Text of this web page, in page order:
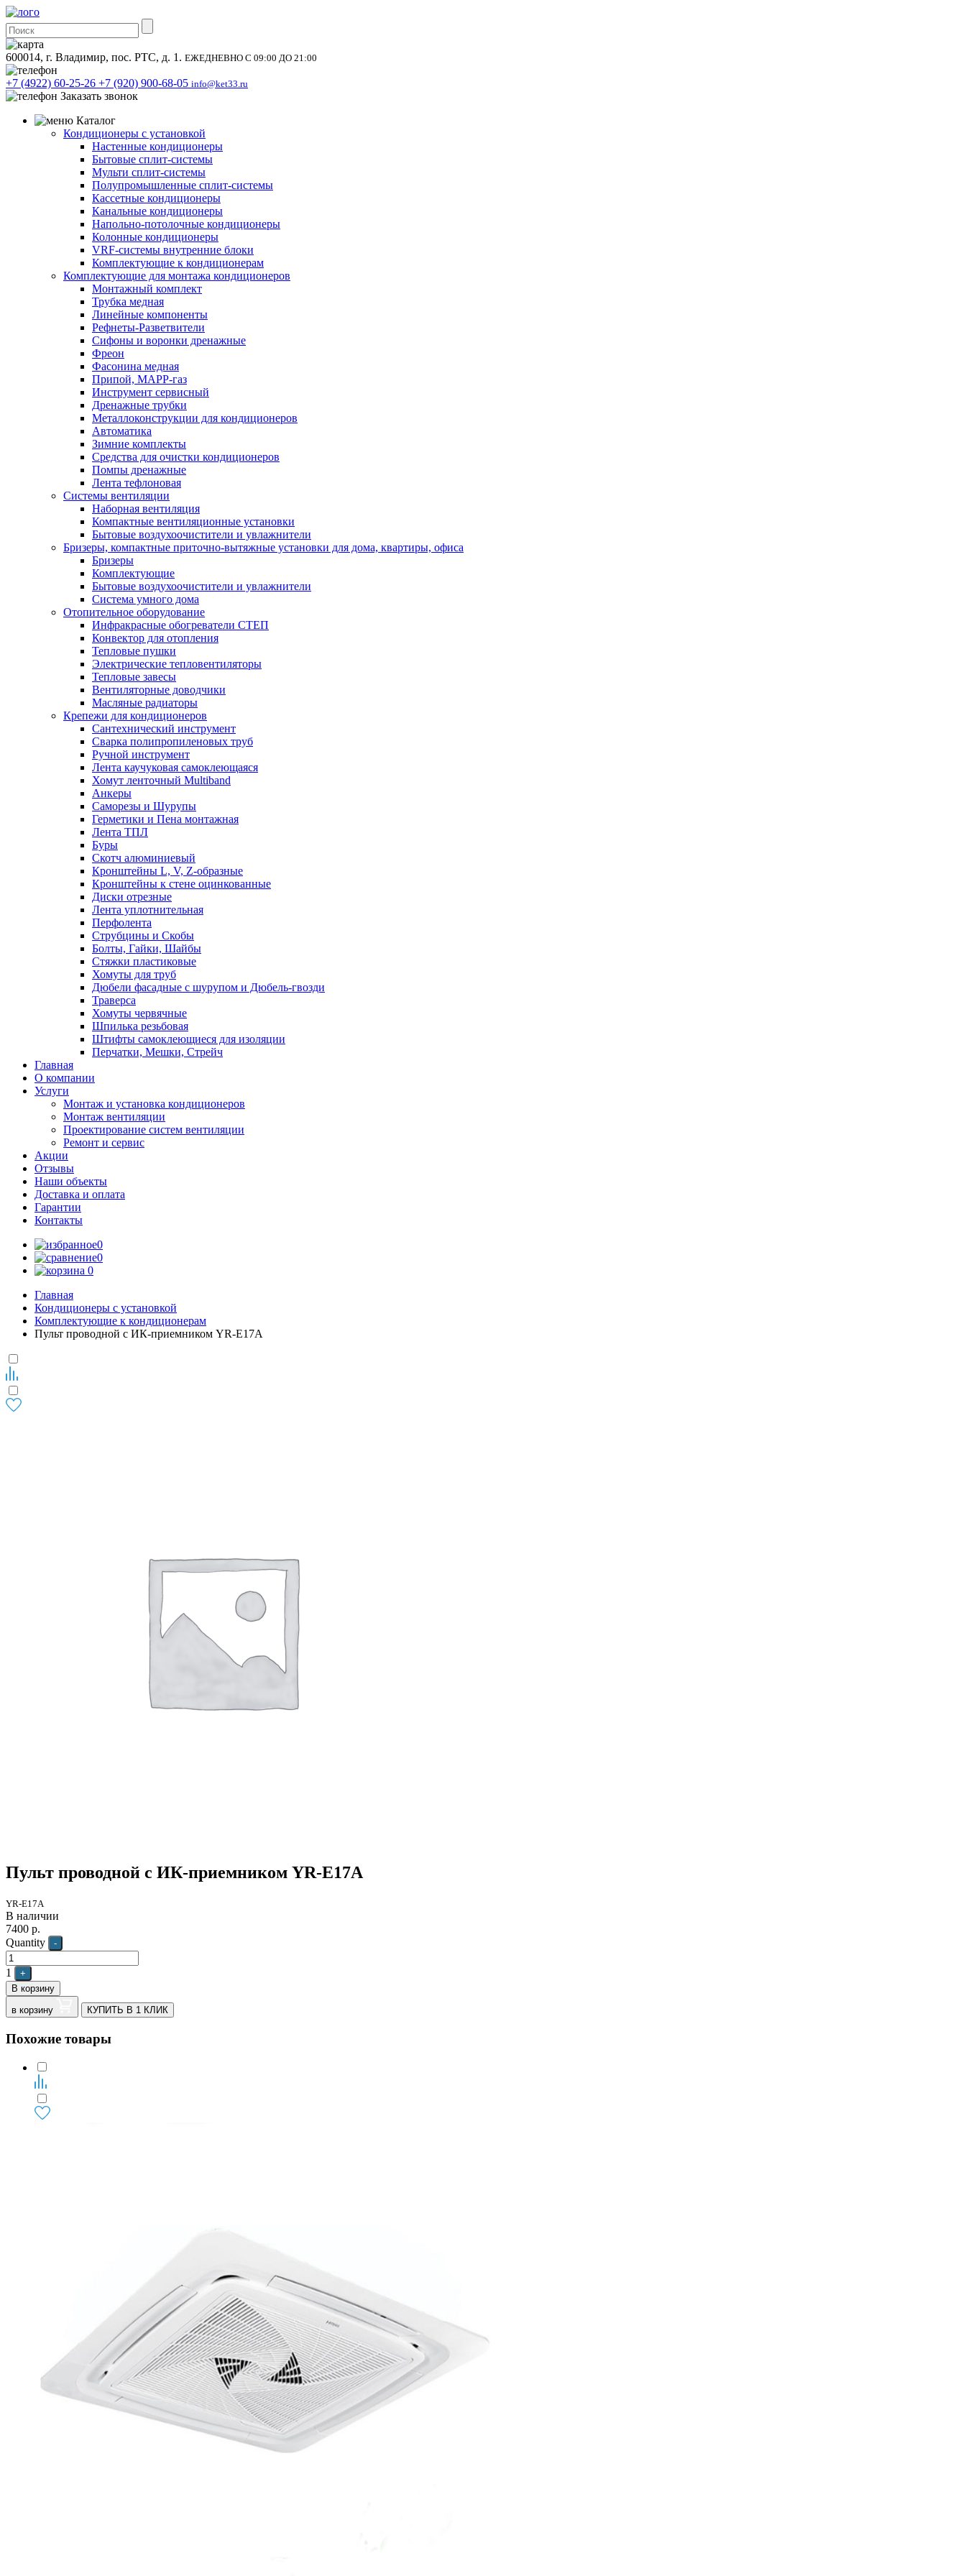
600014, г. Владимир, пос. РТС, д. 1. ЕЖЕДНЕВНО С 09:00 ДО 21:00
+7 (4922) 60-25-26 +7 (920) 900-68-05 info@ket33.ru
Заказать звонок
Каталог
Кондиционеры с установкой
Настенные кондиционеры
Бытовые сплит-системы
Мульти сплит-системы
Полупромышленные сплит-системы
Кассетные кондиционеры
Канальные кондиционеры
Напольно-потолочные кондиционеры
Колонные кондиционеры
VRF-системы внутренние блоки
Комплектующие к кондиционерам
Комплектующие для монтажа кондиционеров
Монтажный комплект
Трубка медная
Линейные компоненты
Рефнеты-Разветвители
Сифоны и воронки дренажные
Фреон
Фасонина медная
Припой, МАРР-газ
Инструмент сервисный
Дренажные трубки
Металлоконструкции для кондиционеров
Автоматика
Зимние комплекты
Средства для очистки кондиционеров
Помпы дренажные
Лента тефлоновая
Системы вентиляции
Наборная вентиляция
Компактные вентиляционные установки
Бытовые воздухоочистители и увлажнители
Бризеры, компактные приточно-вытяжные установки для дома, квартиры, офиса
Бризеры
Комплектующие
Бытовые воздухоочистители и увлажнители
Система умного дома
Отопительное оборудование
Инфракрасные обогреватели СТЕП
Конвектор для отопления
Тепловые пушки
Электрические тепловентиляторы
Тепловые завесы
Вентиляторные доводчики
Масляные радиаторы
Крепежи для кондиционеров
Сантехнический инструмент
Сварка полипропиленовых труб
Ручной инструмент
Лента каучуковая самоклеющаяся
Хомут ленточный Multiband
Анкеры
Саморезы и Шурупы
Герметики и Пена монтажная
Лента ТПЛ
Буры
Скотч алюминиевый
Кронштейны L, V, Z-образные
Кронштейны к стене оцинкованные
Диски отрезные
Лента уплотнительная
Перфолента
Струбцины и Скобы
Болты, Гайки, Шайбы
Стяжки пластиковые
Хомуты для труб
Дюбели фасадные с шурупом и Дюбель-гвозди
Траверса
Хомуты червячные
Шпилька резьбовая
Штифты самоклеющиеся для изоляции
Перчатки, Мешки, Стрейч
Главная
О компании
Услуги
Монтаж и установка кондиционеров
Монтаж вентиляции
Проектирование систем вентиляции
Ремонт и сервис
Акции
Отзывы
Наши объекты
Доставка и оплата
Гарантии
Контакты
0
0
0
Главная
Кондиционеры с установкой
Комплектующие к кондиционерам
Пульт проводной с ИК-приемником YR-E17A
Пульт проводной с ИК-приемником YR-E17A
YR-E17A
В наличии
7400 р.
Quantity
-
1
+
В корзину
в корзину
КУПИТЬ В 1 КЛИК
Похожие товары